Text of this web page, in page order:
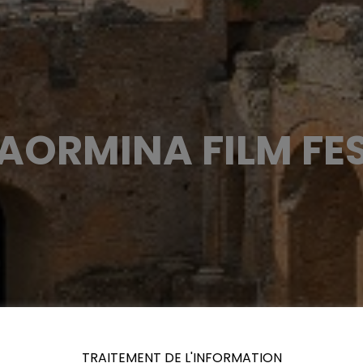
FILM
TRAITEMENT DE L'INFORMATION